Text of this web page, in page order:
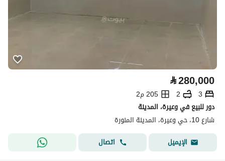
⃁280,000
3
2
205 م2
دور للبيع في وعيرة، المدينة
شارع 10، حي وعيرة، المدينة المنورة
الإيميل
اتصال